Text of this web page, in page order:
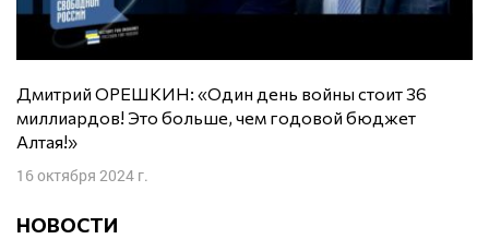
Дмитрий ОРЕШКИН: «Один день войны стоит 36
миллиардов! Это больше, чем годовой бюджет
Алтая!»
16 октября 2024 г.
НОВОСТИ